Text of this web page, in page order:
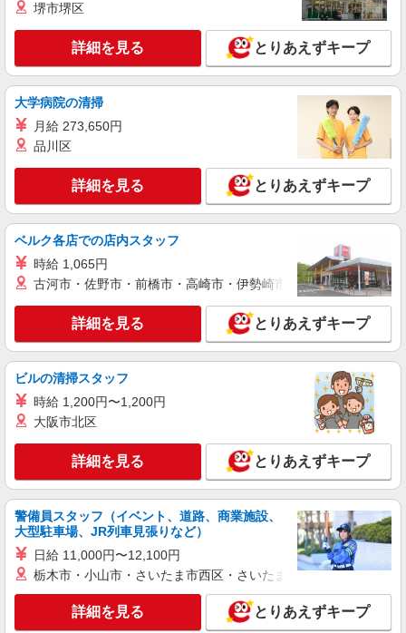
株式会社kotrio /●SW-S-2023095
≪亀有駅≫無資格・未経験OKの看護助手！医
療行為なし♪
【正社員】月給240,000〜400,000円 ・基本
給：200,000円〜220,000円 ・資格手当：10,000〜
30,000円 ・役職手当：10,000〜70,000円 ・処遇改
善手当：20,000〜60,000円（勤続年数、保有資格
により変動） ・固定残業手当：20,000円（10時
間） ※固定残業時間を超過する場合には超過勤務
手当として別途支給 ・夜勤手当：10,000円/1回
歓迎 ・認知症介護基礎研修 ・初任者研修 ・実務
キープ 詳細を見る
派遣社員
株式会社トラストグロース 新宿本社 第1営業部
時給：2100円
東京都葛飾区
キープ 詳細を見る
派遣社員
株式会社kotrio /●SW-H1-2024361
＜亀有駅＞元気も、プライベートも諦めない＊
週3〜OK/看護助手
時給1650円〜2312円 ＜日払い有/週払い有/交
通費全支給(ガソリン代含む)＞
葛飾区
キープ 詳細を見る
派遣社員
株式会社kotrio /●SW-H1-1849227
堺市堺区
詳細を見る とりあえずキープ
大学病院の清掃
月給 273,650円
品川区
詳細を見る とりあえずキープ
ベルク各店での店内スタッフ
時給 1,065円
古河市・佐野市・前橋市・高崎市・伊勢崎市・太田市・館林市
詳細を見る とりあえずキープ
ビルの清掃スタッフ
時給 1,200円〜1,200円
大阪市北区
詳細を見る とりあえずキープ
警備員スタッフ（イベント、道路、商業施設、
大型駐車場、JR列車見張りなど）
日給 11,000円〜12,100円
栃木市・小山市・さいたま市西区・さいたま市岩槻区・久喜市・
詳細を見る とりあえずキープ